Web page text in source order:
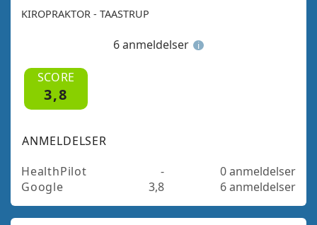
KIROPRAKTOR - TAASTRUP
6 anmeldelser i
SCORE
3,8
ANMELDELSER
HealthPilot
-
0 anmeldelser
Google
3,8 6 anmeldelser